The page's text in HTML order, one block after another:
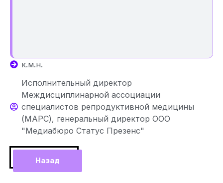
к.м.н.
Исполнительный директор
Междисциплинарной ассоциации
специалистов репродуктивной медицины
(МАРС), генеральный директор ООО
"Медиабюро Статус Презенс"
Назад